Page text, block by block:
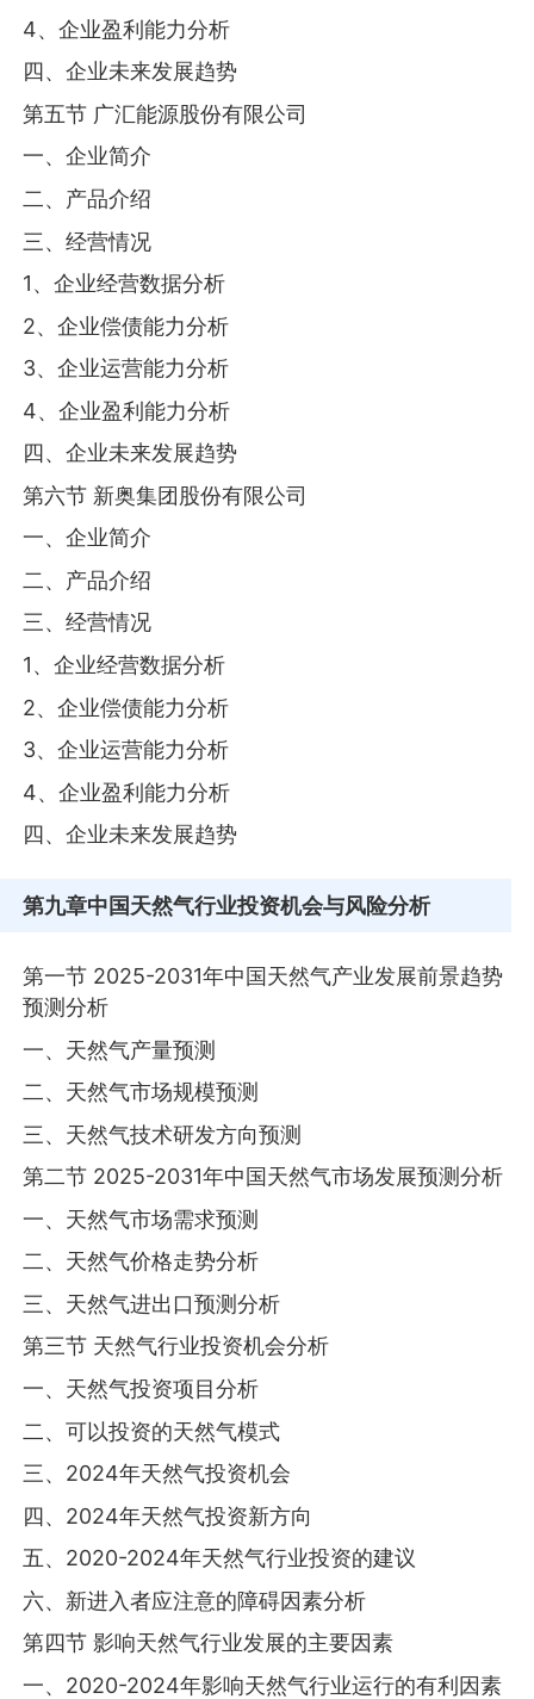
4、企业盈利能力分析
四、企业未来发展趋势
第五节 广汇能源股份有限公司
一、企业简介
二、产品介绍
三、经营情况
1、企业经营数据分析
2、企业偿债能力分析
3、企业运营能力分析
4、企业盈利能力分析
四、企业未来发展趋势
第六节 新奥集团股份有限公司
一、企业简介
二、产品介绍
三、经营情况
1、企业经营数据分析
2、企业偿债能力分析
3、企业运营能力分析
4、企业盈利能力分析
四、企业未来发展趋势
第九章中国天然气行业投资机会与风险分析
第一节 2025-2031年中国天然气产业发展前景趋势
预测分析
一、天然气产量预测
二、天然气市场规模预测
三、天然气技术研发方向预测
第二节 2025-2031年中国天然气市场发展预测分析
一、天然气市场需求预测
二、天然气价格走势分析
三、天然气进出口预测分析
第三节 天然气行业投资机会分析
一、天然气投资项目分析
二、可以投资的天然气模式
三、2024年天然气投资机会
四、2024年天然气投资新方向
五、2020-2024年天然气行业投资的建议
六、新进入者应注意的障碍因素分析
第四节 影响天然气行业发展的主要因素
一、2020-2024年影响天然气行业运行的有利因素